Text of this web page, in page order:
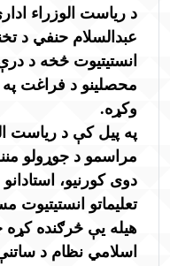
د ریاست الوزراء
عبدالسلام حنفي د
انستیتیوت څخه د درې
محصلینو د فراغت په
وکړه.
په پیل کې د ریاست
مراسمو د جوړولو مننه
دوی کورنیو، استادانو
تعلیماتو انستیتیوت
هیله یې څرګنده کړه
اسلامي نظام د ساتنې او